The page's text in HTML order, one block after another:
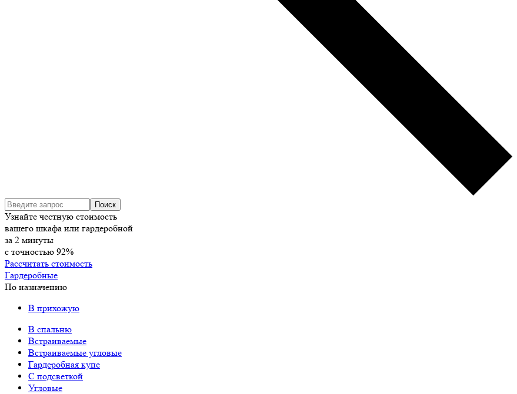
Узнайте честную стоимость
вашего шкафа или гардеробной
за 2 минуты
с точностью 92%
Рассчитать стоимость
Гардеробные
По назначению
В прихожую
В спальню
Встраиваемые
Встраиваемые угловые
Гардеробная купе
С подсветкой
Угловые